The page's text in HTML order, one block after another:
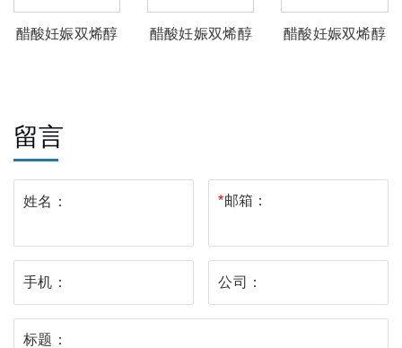
醋酸妊娠双烯醇
醋酸妊娠双烯醇
醋酸妊娠双烯醇
留言
姓名： *邮箱：
手机： 公司：
标题：